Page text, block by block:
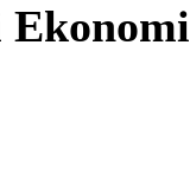
Ekonomi